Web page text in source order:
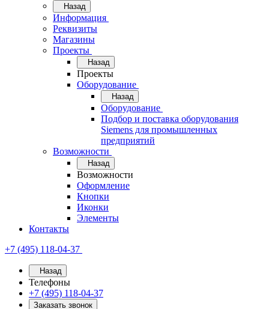
Назад
Информация
Реквизиты
Магазины
Проекты
Назад
Проекты
Оборудование
Назад
Оборудование
Подбор и поставка оборудования
Siemens для промышленных
предприятий
Возможности
Назад
Возможности
Оформление
Кнопки
Иконки
Элементы
Контакты
+7 (495) 118-04-37
Назад
Телефоны
+7 (495) 118-04-37
Заказать звонок